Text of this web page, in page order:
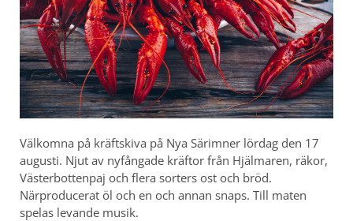
Välkomna på kräftskiva på Nya Särimner lördag den 17
augusti. Njut av nyfångade kräftor från Hjälmaren, räkor,
Västerbottenpaj och flera sorters ost och bröd.
Närproducerat öl och en och annan snaps. Till maten
spelas levande musik.